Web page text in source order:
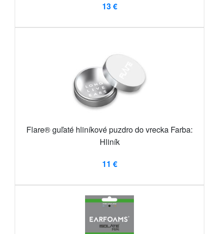
13 €
Flare® guľaté hliníkové puzdro do vrecka Farba:
Hliník
11 €